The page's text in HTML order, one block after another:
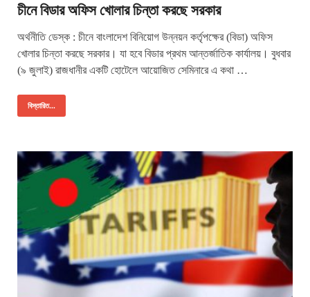
চীনে বিডার অফিস খোলার চিন্তা করছে সরকার
অর্থনীতি ডেস্ক : চীনে বাংলাদেশ বিনিয়োগ উন্নয়ন কর্তৃপক্ষের (বিডা) অফিস
খোলার চিন্তা করছে সরকার। যা হবে বিডার প্রথম আন্তর্জাতিক কার্যালয়। বুধবার
(৯ জুলাই) রাজধানীর একটি হোটেলে আয়োজিত সেমিনারে এ কথা …
বিস্তারিত...